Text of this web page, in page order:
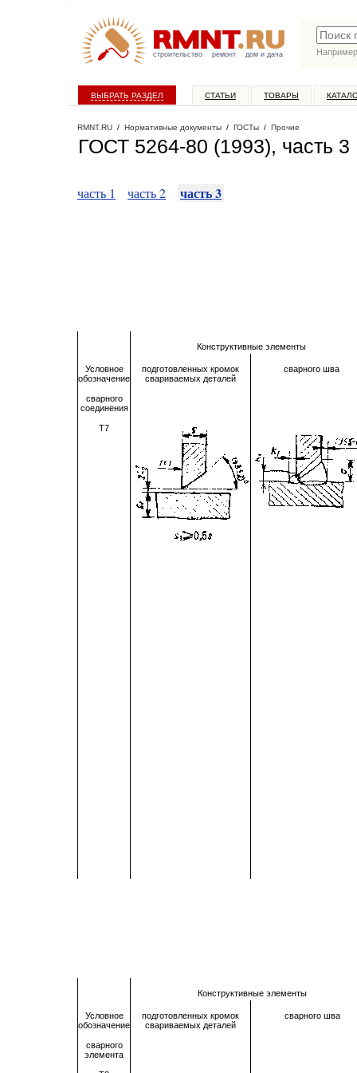
строительство ремонт дом и дача
ВЫБРАТЬ РАЗДЕЛ СТАТЬИ ТОВАРЫ
RMNT.RU / Нормативные документы / ГОСТы / Прочие
ГОСТ 5264-80 (1993), часть 3
часть 1 часть 2 часть 3
Конструктивные элементы
Условное
обозначение
подготовленных кромок
свариваемых деталей
сварного шва
сварного
соединения
Т7
Конструктивные элементы
Условное
обозначение
подготовленных кромок
свариваемых деталей
сварного шва
сварного
элемента